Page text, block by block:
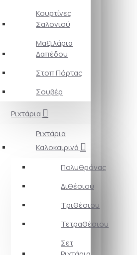
Κουρτίνες
Σαλονιού
Μαξιλάρια
Δαπέδου
Στοπ Πόρτας
Σουβέρ
Ριχτάρια
Ριχτάρια
Καλοκαιρινά
Πολυθρόνας
Διθέσιου
Τριθέσιου
Τετραθέσιου
Σετ